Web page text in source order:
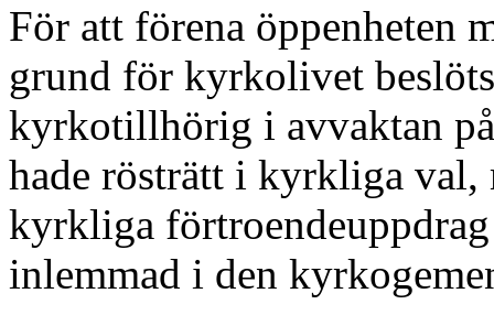
För att förena öppenheten
grund för kyrkolivet
kyrkotillhörig i avvaktan
hade rösträtt i kyrkliga
kyrkliga
inlemmad i den